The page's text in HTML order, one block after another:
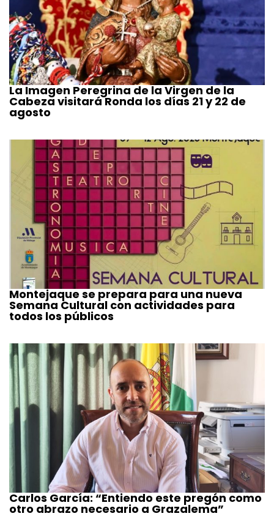
La Imagen Peregrina de la Virgen de la
Cabeza visitará Ronda los días 21 y 22 de
agosto
Montejaque se prepara para una nueva
Semana Cultural con actividades para
todos los públicos
Carlos García: “Entiendo este pregón como
otro abrazo necesario a Grazalema”